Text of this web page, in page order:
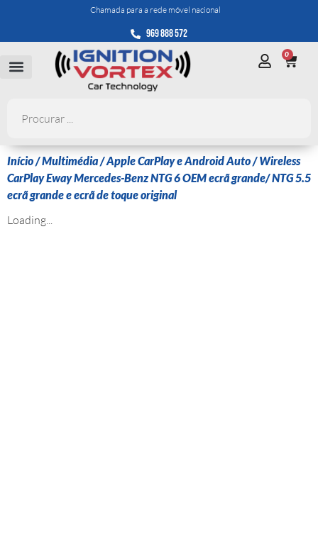
Chamada para a rede móvel nacional
969 888 572
0
Início/Multimédia/Apple CarPlay e Android Auto/ Wireless
CarPlay Eway Mercedes-Benz NTG 6 OEM ecrã grande/ NTG 5.5
ecrã grande e ecrã de toque original
Loading...